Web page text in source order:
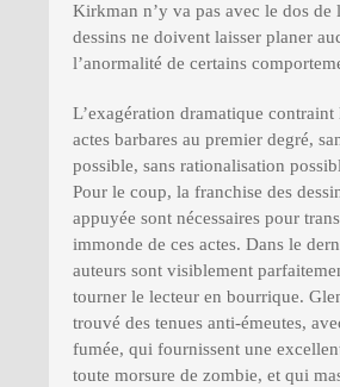
Kirkman n’y va pas avec le dos de
dessins ne doivent laisser planer
l’anormalité de certains
L’exagération dramatique
actes barbares au premier degré,
possible, sans rationalisation
Pour le coup, la franchise des
appuyée sont nécessaires pour
immonde de ces actes. Dans le
auteurs sont visiblement
tourner le lecteur en bourrique.
trouvé des tenues anti-émeutes,
fumée, qui fournissent une
toute morsure de zombie, et qui